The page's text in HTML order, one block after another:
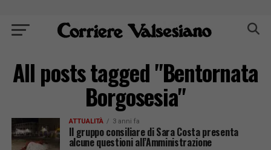
All posts tagged "Bentornata
Borgosesia"
ATTUALITÀ 3 anni fa
Il gruppo consiliare di Sara Costa presenta
alcune questioni all’Amministrazione